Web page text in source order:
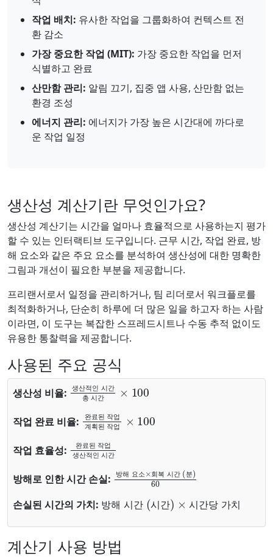
작업 배치: 유사한 작업을 그룹화하여 컨텍스트 전
환 감소
가장 중요한 작업 (MIT): 가장 중요한 작업을 먼저
식별하고 완료
산만함 관리: 알림 끄기, 집중 앱 사용, 산만함 없는
환경 조성
에너지 관리: 에너지가 가장 높은 시간대에 까다로
운 작업 일정
생산성 계산기란 무엇인가요?
생산성 계산기는 시간을 얼마나 효율적으로 사용하는지 평가
할 수 있는 인터랙티브 도구입니다. 근무 시간, 작업 완료, 방
해 요소와 같은 주요 요소를 분석하여 생산성에 대한 명확한
그림과 개선이 필요한 부분을 제공합니다.
프리랜서로서 일정을 관리하거나, 팀 리더로서 워크플로를
최적화하거나, 단순히 하루에 더 많은 일을 하고자 하는 사람
이라면, 이 도구는 복잡한 스프레드시트나 수동 추적 없이도
유용한 통찰력을 제공합니다.
사용된 주요 공식
생산성 비율:
생산적인 시간
총 시간×100
작업 완료 비율:
완료된 작업
계획된 작업
×100
작업 효율성:
완료된 작업
생산적인 시간
방해로 인한 시간 손실:
방해 요소×
회복 시간 (분)60
손실된 시간의 가치: 방 해 시 간 시 간 시 간 당 가 치
방해 시간 (시간)
계산기 사용 방법